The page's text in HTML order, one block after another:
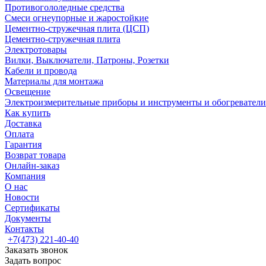
Противогололедные средства
Смеси огнеупорные и жаростойкие
Цементно-стружечная плита (ЦСП)
Цементно-стружечная плита
Электротовары
Вилки, Выключатели, Патроны, Розетки
Кабели и провода
Материалы для монтажа
Освещение
Электроизмерительные приборы и инструменты и обогреватели
Как купить
Доставка
Оплата
Гарантия
Возврат товара
Онлайн-заказ
Компания
О нас
Новости
Сертификаты
Документы
Контакты
+7(473) 221-40-40
Заказать звонок
Задать вопрос